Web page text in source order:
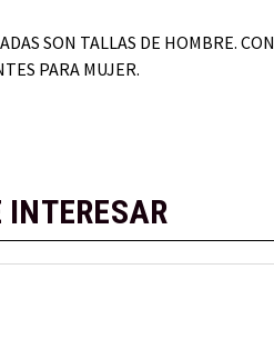
SON TALLAS DE HOMBRE.
PARA MUJER.